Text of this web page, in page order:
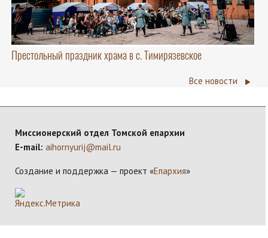
Престольный праздник храма в с. Тимирязевское
Все новости
Миссионерский отдел Томской епархии
E-mail: aihornyurij@mail.ru
Создание и поддержка — проект «Епархия»